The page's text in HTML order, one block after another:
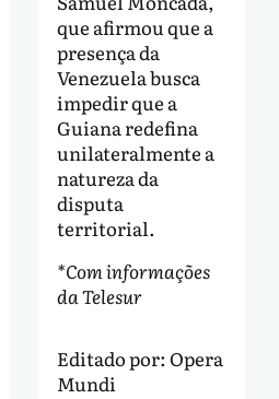
que afirmou que a
presença da
Venezuela busca
impedir que a
Guiana redefina
unilateralmente a
natureza da
disputa
territorial.
*Com informações
da Telesur
Editado por: Opera
Mundi